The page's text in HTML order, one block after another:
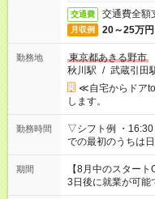
交通費 交通費全額
月収例 20～25万円
勤務地
東京都あきる野市
秋川駅 / 武蔵引田
≪自宅からドア
します。
勤務時間
▽シフト例 ・
での最初のうちは日勤からの
今ご覧のお仕事で
時間。 合計で週
期間
【8月中のスター
3日後に就業が可能